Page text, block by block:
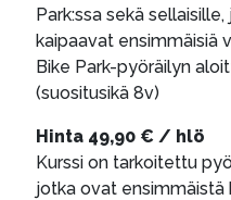
Park:ssa sekä
kaipaavat ensimmäisiä
Bike Park-pyöräilyn
(suositusikä 8v)
Hinta 49,90 € / hlö
Kurssi on tarkoitettu
jotka ovat ensimmäistä